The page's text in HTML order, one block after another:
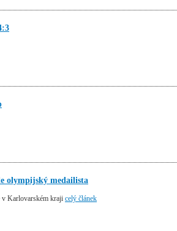
olympijský medailista
v Karlovarském kraji celý článek